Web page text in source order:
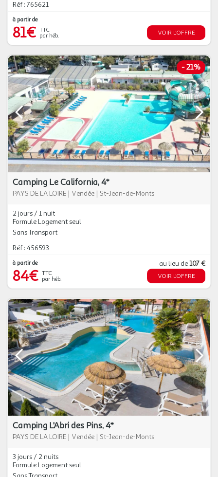
Réf : 765621
à partir de
81€ TTC
par héb.
VOIR L'OFFRE
- 21%
Camping Le California, 4*
PAYS DE LA LOIRE | Vendée | St-Jean-de-Monts
2 jours / 1 nuit
Formule Logement seul
Sans Transport
Réf : 456593
à partir de
84€ TTC
par héb.
au lieu de107 €
VOIR L'OFFRE
Camping L'Abri des Pins, 4*
PAYS DE LA LOIRE | Vendée | St-Jean-de-Monts
3 jours / 2 nuits
Formule Logement seul